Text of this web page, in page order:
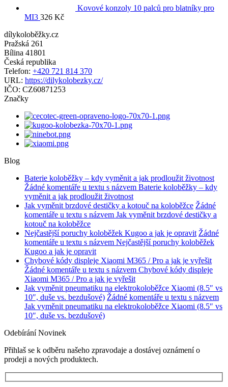
Kovové konzoly 10 palců pro blatníky pro
MI3 326 Kč
dílykoloběžky.cz
Pražská 261
Bílina 41801
Česká republika
Telefon: +420 721 814 370
URL: https://dilykolobezky.cz/
IČO: CZ60871253
Značky
Blog
Baterie koloběžky – kdy vyměnit a jak prodloužit životnost
Žádné komentáře u textu s názvem Baterie koloběžky – kdy
vyměnit a jak prodloužit životnost
Jak vyměnit brzdové destičky a kotouč na koloběžce Žádné
komentáře u textu s názvem Jak vyměnit brzdové destičky a
kotouč na koloběžce
Nejčastější poruchy koloběžek Kugoo a jak je opravit Žádné
komentáře u textu s názvem Nejčastější poruchy koloběžek
Kugoo a jak je opravit
Chybové kódy displeje Xiaomi M365 / Pro a jak je vyřešit
Žádné komentáře u textu s názvem Chybové kódy displeje
Xiaomi M365 / Pro a jak je vyřešit
Jak vyměnit pneumatiku na elektrokoloběžce Xiaomi (8.5″ vs
10″, duše vs. bezdušové) Žádné komentáře u textu s názvem
Jak vyměnit pneumatiku na elektrokoloběžce Xiaomi (8.5″ vs
10″, duše vs. bezdušové)
Odebírání Novinek
Přihlaš se k odběru našeho zpravodaje a dostávej oznámení o
prodeji a nových produktech.